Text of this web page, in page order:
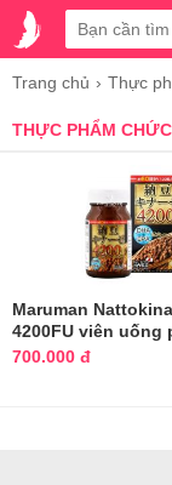
Trang chủ Thực
THỰC PHẨM
Maruman
4200FU viên uống
ngừa tai biến
700.000 đ